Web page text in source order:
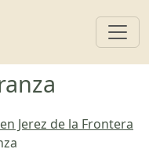
Jerez de la Frontera